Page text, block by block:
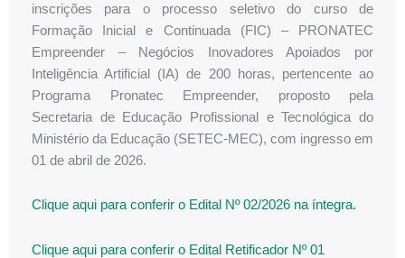
inscrições para o processo seletivo do curso de
Formação Inicial e Continuada (FIC) – PRONATEC
Empreender – Negócios Inovadores Apoiados por
Inteligência Artificial (IA) de 200 horas, pertencente ao
Programa Pronatec Empreender, proposto pela
Secretaria de Educação Profissional e Tecnológica do
Ministério da Educação (SETEC-MEC), com ingresso em
01 de abril de 2026.
Clique aqui para conferir o Edital Nº 02/2026 na íntegra.
Clique aqui para conferir o Edital Retificador Nº 01